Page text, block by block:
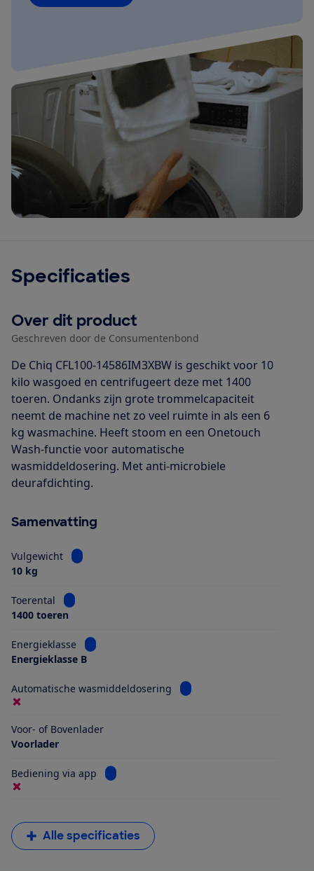
Specificaties
Over dit product
Geschreven door de Consumentenbond
De Chiq CFL100-14586IM3XBW is geschikt voor 10
kilo wasgoed en centrifugeert deze met 1400
toeren. Ondanks zijn grote trommelcapaciteit
neemt de machine net zo veel ruimte in als een 6
kg wasmachine. Heeft stoom en een Onetouch
Wash-functie voor automatische
wasmiddeldosering. Met anti-microbiele
deurafdichting.
Samenvatting
Vulgewicht
Bekijk informatie voor Vulgewicht
10 kg
Toerental
Bekijk informatie voor Toerental
1400 toeren
Energieklasse
Bekijk informatie voor Energieklasse
Energieklasse B
Automatische wasmiddeldosering Bekijk informatie voor
Voor- of Bovenlader
Voorlader
Bediening via app Bekijk informatie voor Bediening via app
Alle specificaties